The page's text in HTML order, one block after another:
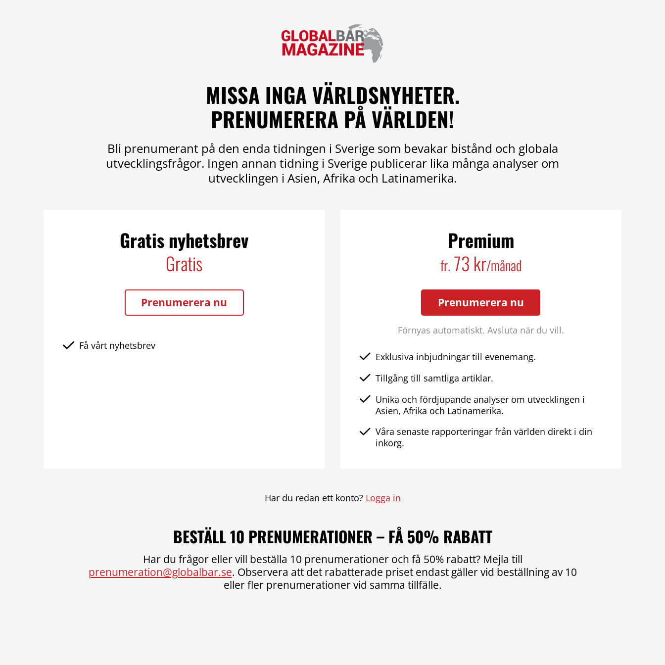
MISSA INGA VÄRLDSNYHETER.
PRENUMERERA PÅ VÄRLDEN!
Bli prenumerant på den enda tidningen i Sverige som bevakar bistånd och globala
utvecklingsfrågor. Ingen annan tidning i Sverige publicerar lika många analyser om
utvecklingen i Asien, Afrika och Latinamerika.
Gratis nyhetsbrev
Gratis
Prenumerera nu
Få vårt nyhetsbrev
Premium
fr. 73 kr/månad
Prenumerera nu
Förnyas automatiskt. Avsluta när du vill.
Exklusiva inbjudningar till evenemang.
Tillgång till samtliga artiklar.
Unika och fördjupande analyser om utvecklingen i
Asien, Afrika och Latinamerika.
Våra senaste rapporteringar från världen direkt i din
inkorg.
Har du redan ett konto? Logga in
BESTÄLL 10 PRENUMERATIONER – FÅ 50% RABATT
Har du frågor eller vill beställa 10 prenumerationer och få 50% rabatt? Mejla till
prenumeration@globalbar.se. Observera att det rabatterade priset endast gäller vid beställning av 10
eller fler prenumerationer vid samma tillfälle.